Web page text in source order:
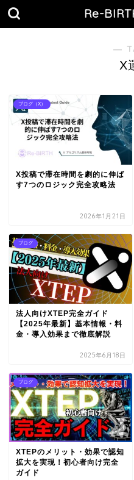
Re-
―
X
ブログ（X）
X投稿で滞在時間を劇的に伸ば
す7つのロジック完全攻略法
2026年1月21日
ブログ
法人向けXTEP完全ガイド
【2025年最新】基本情報・料
金・導入効果まで徹底解説
2025年6月18日
ブログ
XTEPのメリット・効果で認知
拡大を実現！初心者向け完全
ガイド